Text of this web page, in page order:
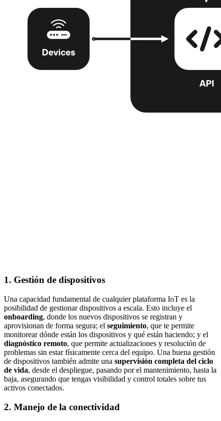
1. Gestión de dispositivos
Una capacidad fundamental de cualquier plataforma IoT es la
posibilidad de gestionar dispositivos a escala. Esto incluye el
onboarding, donde los nuevos dispositivos se registran y
aprovisionan de forma segura; el seguimiento, que te permite
monitorear dónde están los dispositivos y qué están haciendo; y el
diagnóstico remoto, que permite actualizaciones y resolución de
problemas sin estar físicamente cerca del equipo. Una buena gestión
de dispositivos también admite una supervisión completa del ciclo
de vida, desde el despliegue, pasando por el mantenimiento, hasta la
baja, asegurando que tengas visibilidad y control totales sobre tus
activos conectados.
2. Manejo de la conectividad